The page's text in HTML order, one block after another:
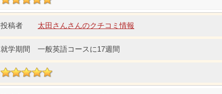
太田さんさんのクチコミ情報
一般英語コースに17週間